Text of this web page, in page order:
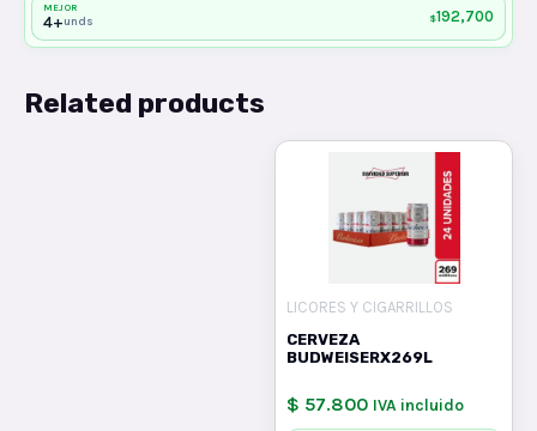
MEJOR
4+unds $192,700
Related products
LICORES Y CIGARRILLOS
CERVEZA
BUDWEISERX269L
$ 57.800 IVA incluido